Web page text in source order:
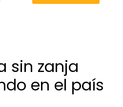
sin zanja
en el país